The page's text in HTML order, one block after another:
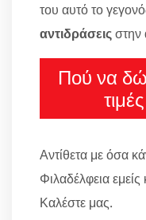
του αυτό το
αντιδράσειςστην
Πού να
Αντίθετα με όσα
Φιλαδέλφεια
Καλέστε μας.